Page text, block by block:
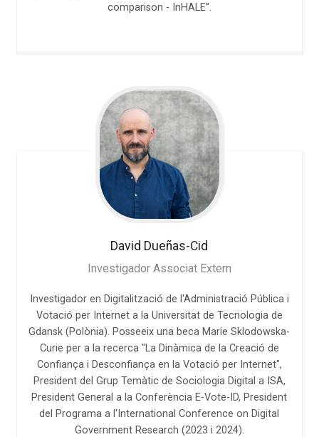
comparison - InHALE”.
David Dueñas-Cid
Investigador Associat Extern
Investigador en Digitalització de l'Administració Pública i
Votació per Internet a la Universitat de Tecnologia de
Gdansk (Polònia). Posseeix una beca Marie Sklodowska-
Curie per a la recerca "La Dinàmica de la Creació de
Confiança i Desconfiança en la Votació per Internet",
President del Grup Temàtic de Sociologia Digital a ISA,
President General a la Conferència E-Vote-ID, President
del Programa a l'International Conference on Digital
Government Research (2023 i 2024).